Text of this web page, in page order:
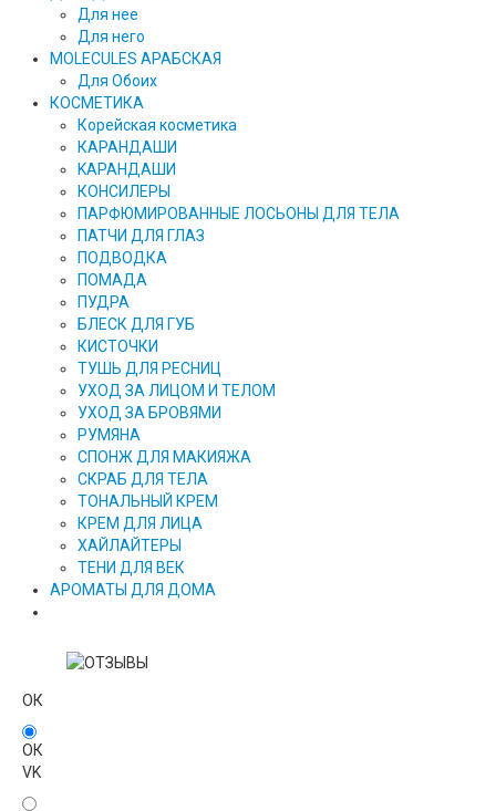
Для нее
Для него
MOLECULES АРАБСКАЯ
Для Обоих
КОСМЕТИКА
Корейская косметика
КАРАНДAШИ
KAPAHДАШИ
КОНСИЛЕРЫ
ПАРФЮМИРОВАННЫЕ ЛОСЬОНЫ ДЛЯ ТЕЛА
ПАТЧИ ДЛЯ ГЛАЗ
ПОДВОДКА
ПОМАДА
ПУДРА
БЛЕСК ДЛЯ ГУБ
КИСТОЧКИ
ТУШЬ ДЛЯ РЕСНИЦ
УХОД ЗА ЛИЦОМ И ТЕЛОМ
УХОД ЗА БРОВЯМИ
РУМЯНА
СПОНЖ ДЛЯ МАКИЯЖА
СКРАБ ДЛЯ ТЕЛА
ТОНАЛЬНЫЙ КРЕМ
КРЕМ ДЛЯ ЛИЦА
ХАЙЛАЙТЕРЫ
ТЕНИ ДЛЯ ВЕК
АРОМАТЫ ДЛЯ ДОМА
ОК
ОК
VK